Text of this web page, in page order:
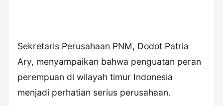
Sekretaris Perusahaan PNM, Dodot Patria
Ary, menyampaikan bahwa penguatan peran
perempuan di wilayah timur Indonesia
menjadi perhatian serius perusahaan.